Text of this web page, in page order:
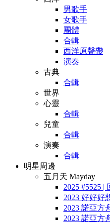
男歌手
女歌手
團體
合輯
西洋原聲帶
演奏
古典
合輯
世界
心靈
合輯
兒童
合輯
演奏
合輯
明星周邊
五月天 Mayday
2025 #5525
2023 好好好
2023 諾亞方
2023 諾亞方